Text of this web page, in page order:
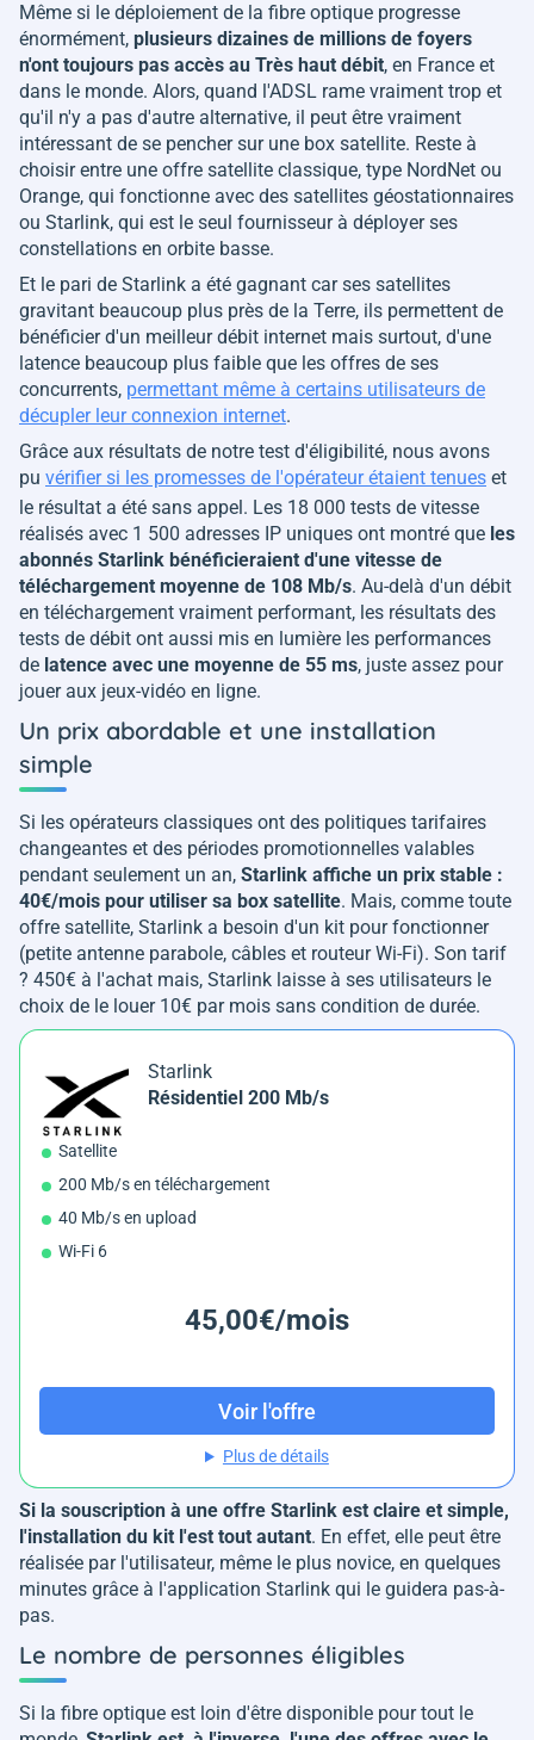
Même si le déploiement de la fibre optique progresse
énormément, plusieurs dizaines de millions de foyers
n'ont toujours pas accès au Très haut débit, en France et
dans le monde. Alors, quand l'ADSL rame vraiment trop et
qu'il n'y a pas d'autre alternative, il peut être vraiment
intéressant de se pencher sur une box satellite. Reste à
choisir entre une offre satellite classique, type NordNet ou
Orange, qui fonctionne avec des satellites géostationnaires
ou Starlink, qui est le seul fournisseur à déployer ses
constellations en orbite basse.
Et le pari de Starlink a été gagnant car ses satellites
gravitant beaucoup plus près de la Terre, ils permettent de
bénéficier d'un meilleur débit internet mais surtout, d'une
latence beaucoup plus faible que les offres de ses
concurrents, permettant même à certains utilisateurs de
décupler leur connexion internet.
Grâce aux résultats de notre test d'éligibilité, nous avons
pu vérifier si les promesses de l'opérateur étaient tenues et
le résultat a été sans appel. Les 18 000 tests de vitesse
réalisés avec 1 500 adresses IP uniques ont montré que les
abonnés Starlink bénéficieraient d'une vitesse de
téléchargement moyenne de 108 Mb/s. Au-delà d'un débit
en téléchargement vraiment performant, les résultats des
tests de débit ont aussi mis en lumière les performances
de latence avec une moyenne de 55 ms, juste assez pour
jouer aux jeux-vidéo en ligne.
Un prix abordable et une installation
simple
Si les opérateurs classiques ont des politiques tarifaires
changeantes et des périodes promotionnelles valables
pendant seulement un an, Starlink affiche un prix stable :
40€/mois pour utiliser sa box satellite. Mais, comme toute
offre satellite, Starlink a besoin d'un kit pour fonctionner
(petite antenne parabole, câbles et routeur Wi-Fi). Son tarif
? 450€ à l'achat mais, Starlink laisse à ses utilisateurs le
choix de le louer 10€ par mois sans condition de durée.
Starlink
Résidentiel 200 Mb/s
Satellite
200 Mb/s en téléchargement
40 Mb/s en upload
Wi-Fi 6
45,00€/mois
Voir l'offre
Plus de détails
Si la souscription à une offre Starlink est claire et simple,
l'installation du kit l'est tout autant. En effet, elle peut être
réalisée par l'utilisateur, même le plus novice, en quelques
minutes grâce à l'application Starlink qui le guidera pas-à-
pas.
Le nombre de personnes éligibles
Si la fibre optique est loin d'être disponible pour tout le